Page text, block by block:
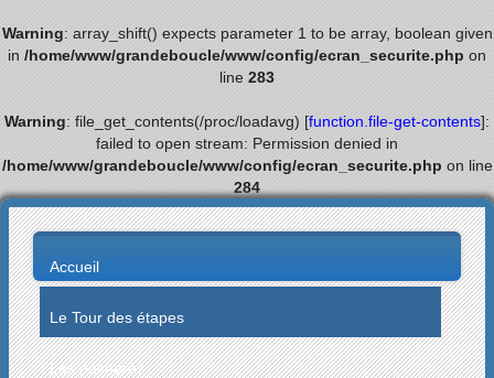
Warning: array_shift() expects parameter 1 to be array, boolean given
in /home/www/grandeboucle/www/config/ecran_securite.php on
line 283
Warning: file_get_contents(/proc/loadavg) [function.file-get-contents]:
failed to open stream: Permission denied in
/home/www/grandeboucle/www/config/ecran_securite.php on line
284
Accueil
Le Tour des étapes
Les palmarès